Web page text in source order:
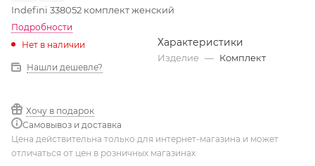
Indefini 338052 комплект женский
Подробности
Нет в наличии
Нашли дешевле?
Хочу в подарок
Самовывоз и доставка
Характеристики
Изделие — Комплект
Цена действительна только для интернет-магазина и может
отличаться от цен в розничных магазинах